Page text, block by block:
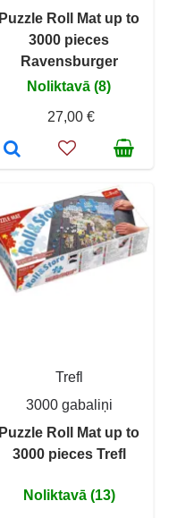
Puzzle Roll Mat up to
3000 pieces
Ravensburger
Noliktavā (8)
27,00 €
Trefl
3000 gabaliņi
Puzzle Roll Mat up to
3000 pieces Trefl
Noliktavā (13)